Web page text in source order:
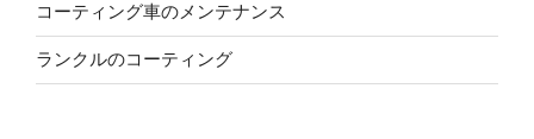
コーティング車のメンテナンス
ランクルのコーティング